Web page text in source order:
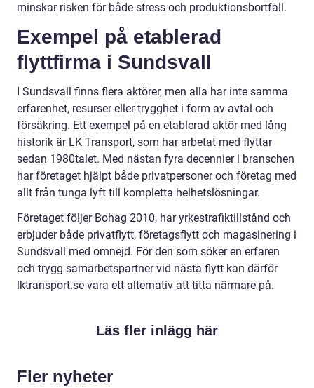
minskar risken för både stress och produktionsbortfall.
Exempel på etablerad
flyttfirma i Sundsvall
I Sundsvall finns flera aktörer, men alla har inte samma
erfarenhet, resurser eller trygghet i form av avtal och
försäkring. Ett exempel på en etablerad aktör med lång
historik är LK Transport, som har arbetat med flyttar
sedan 1980talet. Med nästan fyra decennier i branschen
har företaget hjälpt både privatpersoner och företag med
allt från tunga lyft till kompletta helhetslösningar.
Företaget följer Bohag 2010, har yrkestrafiktillstånd och
erbjuder både privatflytt, företagsflytt och magasinering i
Sundsvall med omnejd. För den som söker en erfaren
och trygg samarbetspartner vid nästa flytt kan därför
lktransport.se vara ett alternativ att titta närmare på.
Läs fler inlägg här
Fler nyheter